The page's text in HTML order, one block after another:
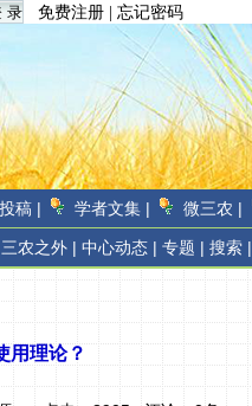
免费注册 忘记密码
稿 | 学者文集 | 微三农 |
三农之外 | 中心动态 | 专题 | 搜索 |
用理论？